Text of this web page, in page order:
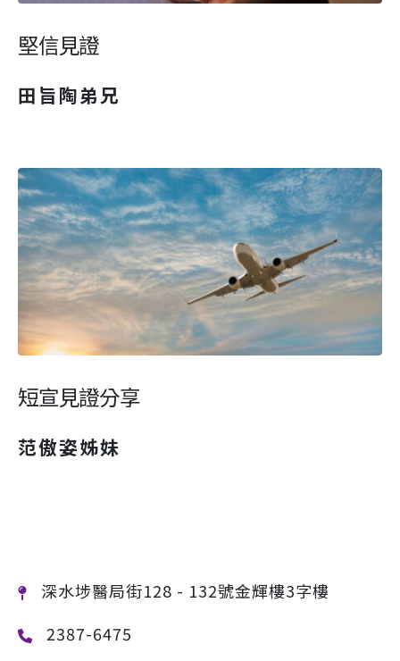
堅信見證
田旨陶弟兄
短宣見證分享
范傲姿姊妹
深水埗醫局街128 - 132號金輝樓3字樓
2387-6475